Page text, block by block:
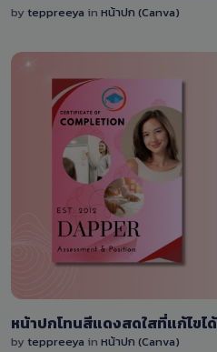
by teppreeya in หน้าปก (Canva)
View
หน้าปกโทนสีแดงสดใสที่แก้ไขไ
by teppreeya in หน้าปก (Canva)